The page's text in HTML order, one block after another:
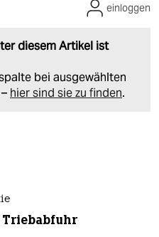
diesem Artikel ist
bei ausgewählten
hier sind sie zu finden.
einloggen
Triebabfuhr